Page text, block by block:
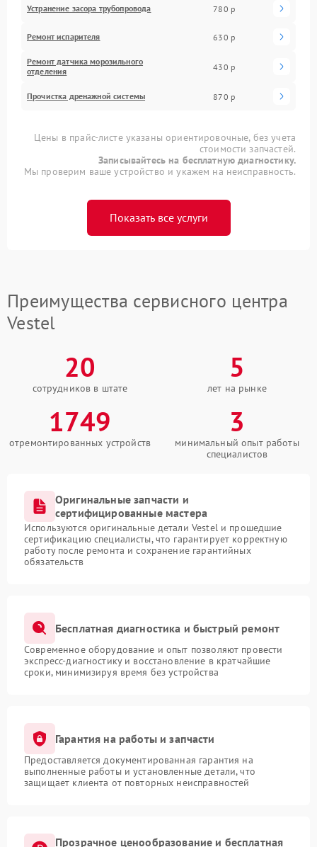
Устранение засора трубопровода 780 р
Ремонт испарителя 630 р
Ремонт датчика морозильного
отделения
430 р
Прочистка дренажной системы 870 р
Цены в прайс-листе указаны ориентировочные, без учета
стоимости запчастей.
Записывайтесь на бесплатную диагностику.
Мы проверим ваше устройство и укажем на неисправность.
Показать все услуги
Преимущества сервисного центра
Vestel
20
сотрудников в штате
5
лет на рынке
1749
отремонтированных устройств
3
минимальный опыт работы
специалистов
Оригинальные запчасти и
сертифицированные мастера
Используются оригинальные детали Vestel и прошедшие
сертификацию специалисты, что гарантирует корректную
работу после ремонта и сохранение гарантийных
обязательств
Бесплатная диагностика и быстрый ремонт
Современное оборудование и опыт позволяют провести
экспресс-диагностику и восстановление в кратчайшие
сроки, минимизируя время без устройства
Гарантия на работы и запчасти
Предоставляется документированная гарантия на
выполненные работы и установленные детали, что
защищает клиента от повторных неисправностей
Прозрачное ценообразование и бесплатная